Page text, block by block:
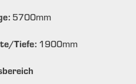
5700mm
Tiefe: 1900mm